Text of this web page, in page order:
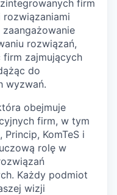
firm
rozwiązaniami
zaangażowanie
rozwiązań,
firm zajmujących
do
wyzwań.
obejmuje
firm, w tym
Princip, KomTeS i
rolę w
Każdy podmiot
wizji